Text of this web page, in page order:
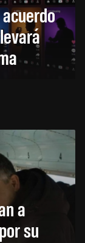
a
su